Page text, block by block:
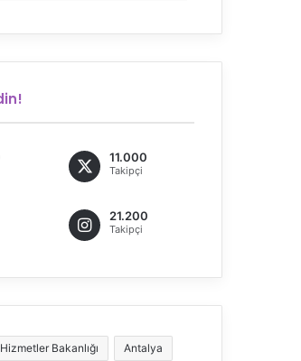
11.000
Takipçi
21.200
Takipçi
Bakanlığı Antalya